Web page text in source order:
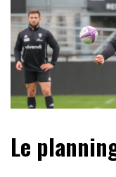
Le